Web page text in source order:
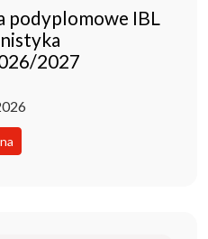
podyplomowe IBL
2027